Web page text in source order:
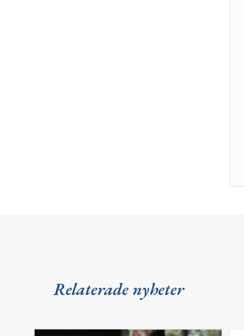
Relaterade nyheter